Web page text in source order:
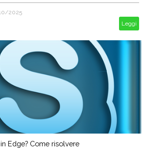
2025
Leggi
Edge? Come risolvere